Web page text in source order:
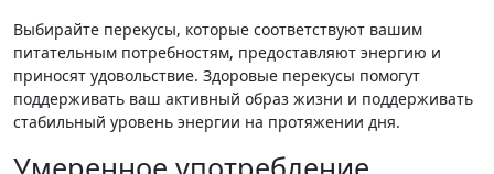
Выбирайте перекусы, которые соответствуют вашим
питательным потребностям, предоставляют энергию и
приносят удовольствие. Здоровые перекусы помогут
поддерживать ваш активный образ жизни и поддерживать
стабильный уровень энергии на протяжении дня.